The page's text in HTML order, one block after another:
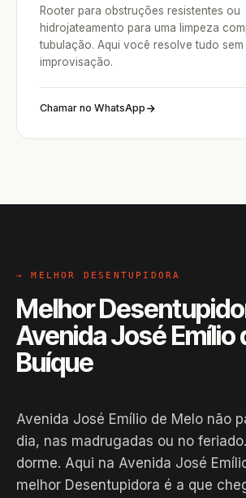
Rooter para obstruções resistentes ou
hidrojateamento para uma limpeza
tubulação. Aqui você resolve tudo sem
improvisação.
Chamar no WhatsApp
→ MELHOR DESENTUPIDORA
Melhor
Avenida José Emílio
Buíque
Avenida José Emílio de Melo não
dia, nas madrugadas ou no
dorme. Aqui na Avenida José
melhor Desentupidora é a que